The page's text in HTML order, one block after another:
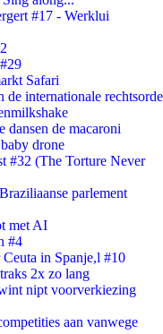
#17 - Werklui
Safari
internationale rechtsorde
dansen de macaroni
drone
#32 (The Torture Never
parlement
met AI
#4
in Spanje,l #10
2x zo lang
nipt voorverkiezing
aan vanwege